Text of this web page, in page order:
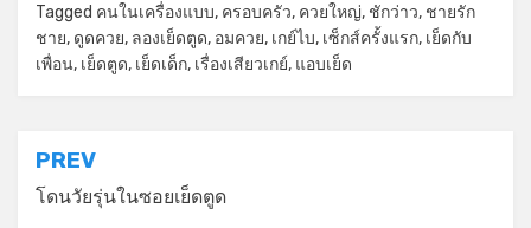
Tagged คนในเครื่องแบบ, ครอบครัว, ควยใหญ่, ชักว่าว, ชายรัก
ชาย, ดูดควย, ลองเย็ดตูด, อมควย, เกย์ไบ, เซ็กส์ครั้งแรก, เย็ดกับ
เพื่อน, เย็ดตูด, เย็ดเด็ก, เรื่องเสียวเกย์, แอบเย็ด
แนะแนว
เรื่อง
PREV
โดนวัยรุ่นในซอยเย็ดตูด